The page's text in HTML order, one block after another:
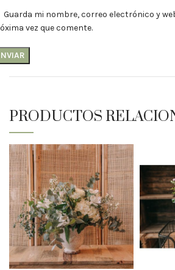
Guarda mi nombre, correo electrónico y
vez que comente.
PRODUCTOS